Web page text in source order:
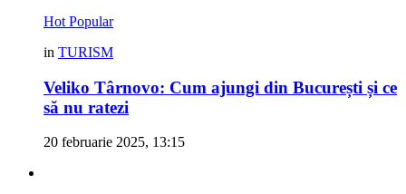
Hot Popular
in TURISM
Veliko Târnovo: Cum ajungi din București și ce
să nu ratezi
20 februarie 2025, 13:15